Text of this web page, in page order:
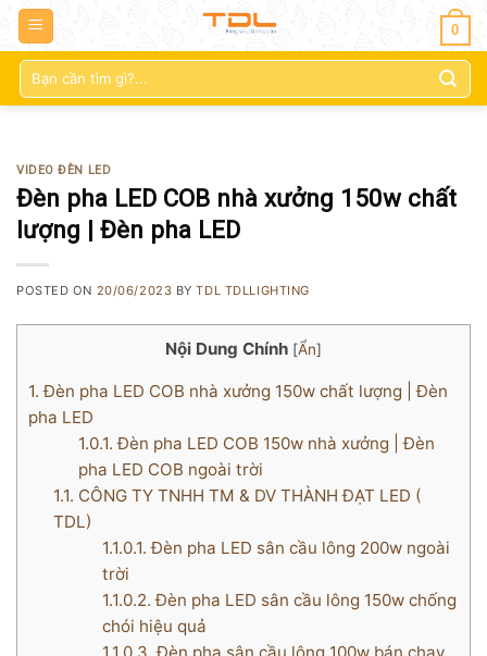
0
Tìm
kiếm:
VIDEO ĐÈN LED
Đèn pha LED COB nhà xưởng 150w chất
lượng | Đèn pha LED
POSTED ON 20/06/2023 BYTDL TDLLIGHTING
Nội Dung Chính [Ẩn]
1. Đèn pha LED COB nhà xưởng 150w chất lượng | Đèn
pha LED
1.0.1. Đèn pha LED COB 150w nhà xưởng | Đèn
pha LED COB ngoài trời
1.1. CÔNG TY TNHH TM & DV THÀNH ĐẠT LED (
TDL)
1.1.0.1. Đèn pha LED sân cầu lông 200w ngoài
trời
1.1.0.2. Đèn pha LED sân cầu lông 150w chống
chói hiệu quả